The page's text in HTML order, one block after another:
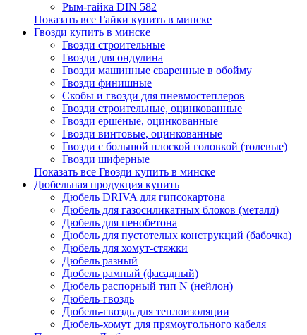
Рым-гайка DIN 582
Показать все Гайки купить в минске
Гвозди купить в минске
Гвозди строительные
Гвозди для ондулина
Гвозди машинные сваренные в обойму
Гвозди финишные
Скобы и гвозди для пневмостеплеров
Гвозди строительные, оцинкованные
Гвозди ершёные, оцинкованные
Гвозди винтовые, оцинкованные
Гвозди с большой плоской головкой (толевые)
Гвозди шиферные
Показать все Гвозди купить в минске
Дюбельная продукция купить
Дюбель DRIVA для гипсокартона
Дюбель для газосиликатных блоков (металл)
Дюбель для пенобетона
Дюбель для пустотелых конструкций (бабочка)
Дюбель для хомут-стяжки
Дюбель разный
Дюбель рамный (фасадный)
Дюбель распорный тип N (нейлон)
Дюбель-гвоздь
Дюбель-гвоздь для теплоизоляции
Дюбель-хомут для прямоугольного кабеля